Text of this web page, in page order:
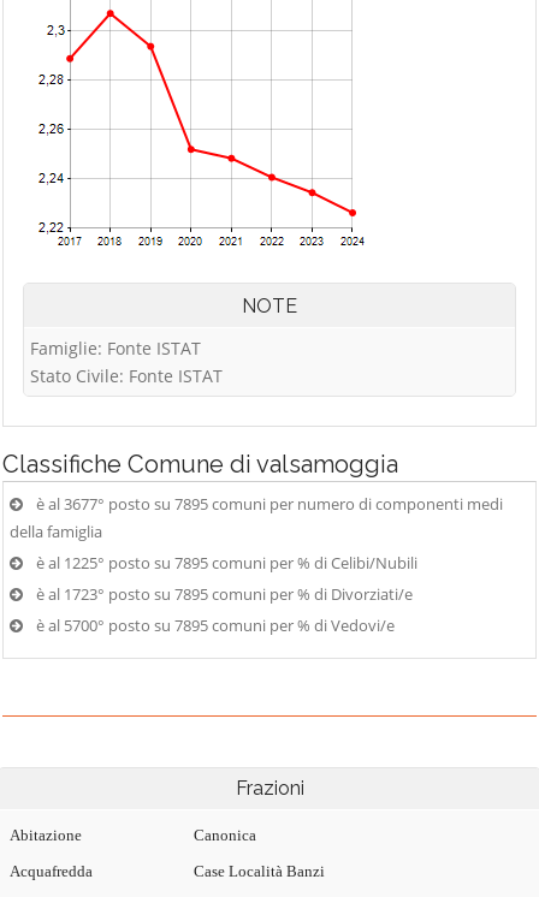
NOTE
Famiglie: Fonte ISTAT
Stato Civile: Fonte ISTAT
Classifiche Comune di valsamoggia
è al 3677° posto su 7895 comuni per numero di componenti medi
della famiglia
è al 1225° posto su 7895 comuni per % di Celibi/Nubili
è al 1723° posto su 7895 comuni per % di Divorziati/e
è al 5700° posto su 7895 comuni per % di Vedovi/e
Frazioni
Abitazione
Acquafredda
Canonica
Case Località Banzi